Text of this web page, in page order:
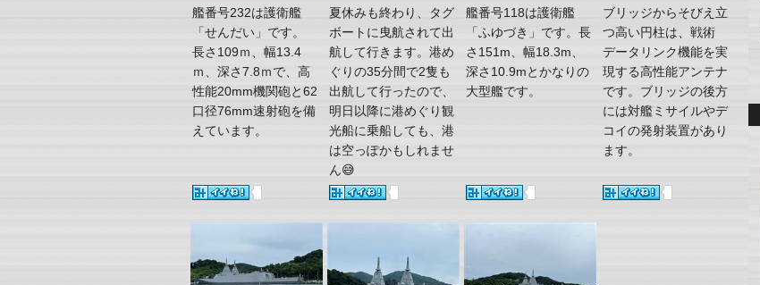
艦番号232は護衛艦
「せんだい」です。
長さ109ｍ、幅13.4
ｍ、深さ7.8ｍで、高
性能20mm機関砲と62
口径76mm速射砲を備
えています。
夏休みも終わり、タグ
ボートに曳航されて出
航して行きます。港め
ぐりの35分間で2隻も
出航して行ったので、
明日以降に港めぐり観
光船に乗船しても、港
は空っぽかもしれませ
ん😅
艦番号118は護衛艦
「ふゆづき」です。長
さ151m、幅18.3m、
深さ10.9mとかなりの
大型艦です。
ブリッジからそびえ立
つ高い円柱は、戦術
データリンク機能を実
現する高性能アンテナ
です。ブリッジの後方
には対艦ミサイルやデ
コイの発射装置があり
ます。